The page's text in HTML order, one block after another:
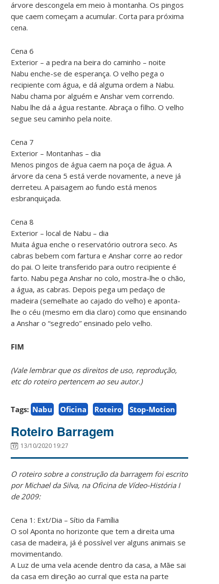
árvore descongela em meio à montanha. Os pingos
que caem começam a acumular. Corta para próxima
cena.
Cena 6
Exterior – a pedra na beira do caminho – noite
Nabu enche-se de esperança. O velho pega o
recipiente com água, e dá alguma ordem a Nabu.
Nabu chama por alguém e Anshar vem correndo.
Nabu lhe dá a água restante. Abraça o filho. O velho
segue seu caminho pela noite.
Cena 7
Exterior – Montanhas – dia
Menos pingos de água caem na poça de água. A
árvore da cena 5 está verde novamente, a neve já
derreteu. A paisagem ao fundo está menos
esbranquiçada.
Cena 8
Exterior – local de Nabu – dia
Muita água enche o reservatório outrora seco. As
cabras bebem com fartura e Anshar corre ao redor
do pai. O leite transferido para outro recipiente é
farto. Nabu pega Anshar no colo, mostra-lhe o chão,
a água, as cabras. Depois pega um pedaço de
madeira (semelhate ao cajado do velho) e aponta-
lhe o céu (mesmo em dia claro) como que ensinando
a Anshar o “segredo” ensinado pelo velho.
FIM
(Vale lembrar que os direitos de uso, reprodução,
etc do roteiro pertencem ao seu autor.)
Tags: Nabu Oficina Roteiro Stop-Motion
Roteiro Barragem
13/10/2020 19:27
O roteiro sobre a construção da barragem foi escrito
por Michael da Silva, na Oficina de Vídeo-História I
de 2009:
Cena 1: Ext/Dia – Sítio da Família
O sol Aponta no horizonte que tem a direita uma
casa de madeira, já é possível ver alguns animais se
movimentando.
A Luz de uma vela acende dentro da casa, a Mãe sai
da casa em direção ao curral que esta na parte